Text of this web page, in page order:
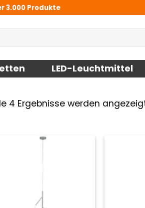
3.000 Produkte
LED-Leuchtmittel
4 Ergebnisse werden